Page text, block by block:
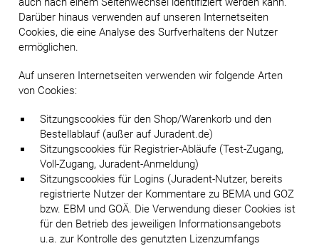
Darüber hinaus verwenden auf unseren Internetseiten
Cookies, die eine Analyse des Surfverhaltens der Nutzer
ermöglichen.
Auf unseren Internetseiten verwenden wir folgende Arten
von Cookies:
Sitzungscookies für den Shop/Warenkorb und den
Bestellablauf (außer auf Juradent.de)
Sitzungscookies für Registrier-Abläufe (Test-Zugang,
Voll-Zugang, Juradent-Anmeldung)
Sitzungscookies für Logins (Juradent-Nutzer, bereits
registrierte Nutzer der Kommentare zu BEMA und GOZ
bzw. EBM und GOÄ. Die Verwendung dieser Cookies ist
für den Betrieb des jeweiligen Informationsangebots
u.a. zur Kontrolle des genutzten Lizenzumfangs